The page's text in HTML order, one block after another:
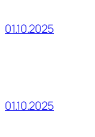
01.10.2025
01.10.2025